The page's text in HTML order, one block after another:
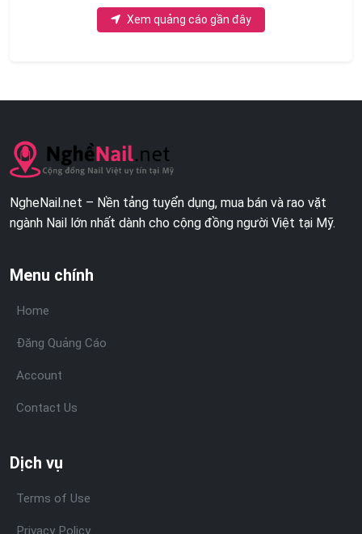
Xem quảng cáo gần đây
NgheNail.net – Nền tảng tuyển dụng, mua bán và rao vặt
ngành Nail lớn nhất dành cho cộng đồng người Việt tại Mỹ.
Menu chính
Home
Đăng Quảng Cáo
Account
Contact Us
Dịch vụ
Terms of Use
Privacy Policy